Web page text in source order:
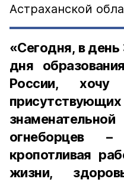
Астраханской
«Сегодня, в
дня
России, хочу
огнеборцев
кропотливая
жизни,